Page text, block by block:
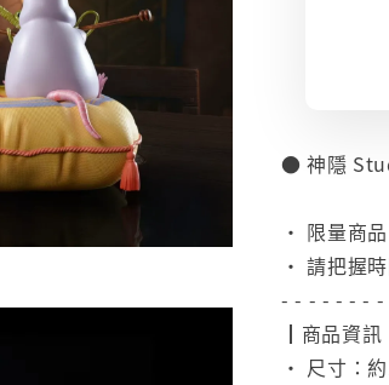
● 神隱
• 限量商品
• 請把握
- - - - - - -
┃商品資訊
• 尺寸：